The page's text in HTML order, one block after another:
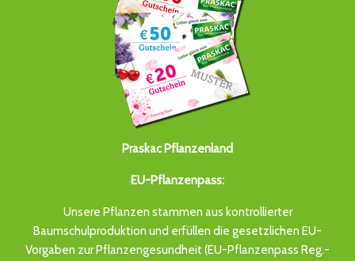
Praskac Pflanzenland
EU-Pflanzenpass:
Unsere Pflanzen stammen aus kontrollierter
Baumschulproduktion und erfüllen die gesetzlichen EU-
Vorgaben zur Pflanzengesundheit (EU-Pflanzenpass Reg.-